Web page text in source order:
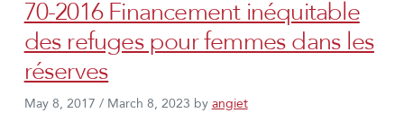
70-2016 Financement inéquitable
des refuges pour femmes dans les
réserves
May 8, 2017 / March 8, 2023 by angiet